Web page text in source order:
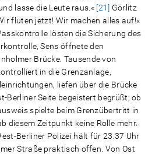
lasse die Leute raus.« [21] Görlitz
fluten jetzt! Wir machen alles auf!«
lösten die Sicherung des
Sens öffnete den
Brücke. Tausende von
in die Grenzanlage,
liefen über die Brücke
Berliner Seite begeistert begrüßt; ob
spielte beim Grenzübertritt in
diesem Zeitpunkt keine Rolle mehr.
Berliner Polizei hält für 23.37 Uhr
Straße praktisch offen. Von Ost